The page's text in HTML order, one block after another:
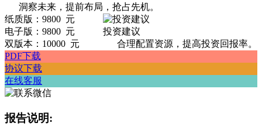
洞察未来，提前布局，抢占先机。
投资建议
合理配置资源，提高投资回报率。
纸质版：9800 元
电子版：9800 元
双版本：10000 元
PDF下载
协议下载
在线客服
报告说明: